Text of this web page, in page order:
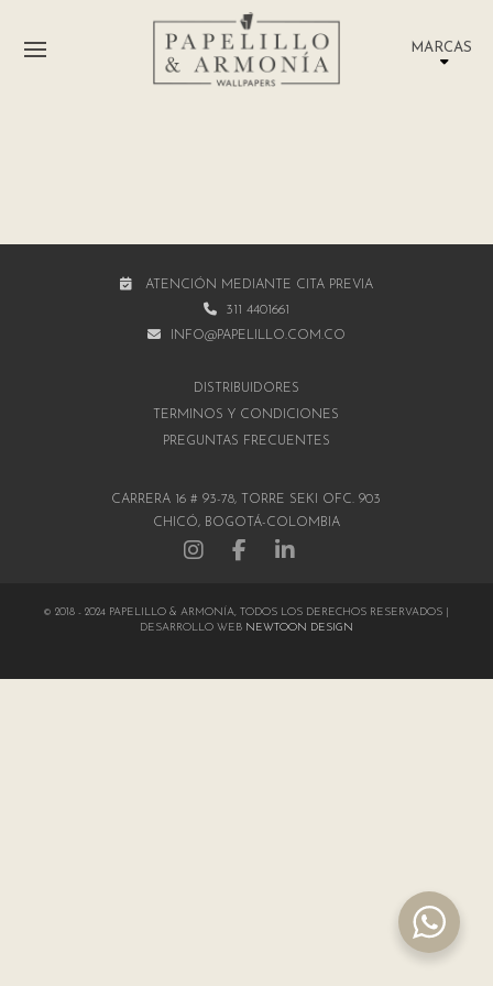
MARCAS
ATENCIÓN MEDIANTE CITA PREVIA
311 4401661
INFO@PAPELILLO.COM.CO
DISTRIBUIDORES
TÉRMINOS Y CONDICIONES
PREGUNTAS FRECUENTES
CARRERA 16 # 93-78, TORRE SEKI OFC. 903
CHICÓ, BOGOTÁ-COLOMBIA
© 2018 - 2024 PAPELILLO & ARMONÍA, TODOS LOS DERECHOS RESERVADOS |
DESARROLLO WEB NEWTOON DESIGN